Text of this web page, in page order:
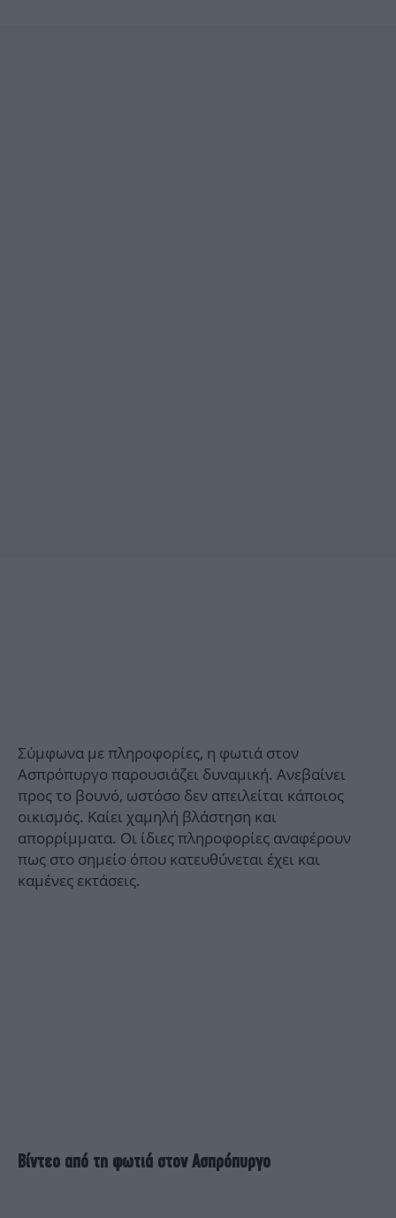
Σύμφωνα με πληροφορίες, η φωτιά στον
Ασπρόπυργο παρουσιάζει δυναμική. Ανεβαίνει
προς το βουνό, ωστόσο δεν απειλείται κάποιος
οικισμός. Καίει χαμηλή βλάστηση και
απορρίμματα. Oι ίδιες πληροφορίες αναφέρουν
πως στο σημείο όπου κατευθύνεται έχει και
καμένες εκτάσεις.
Βίντεο από τη φωτιά στον Ασπρόπυργο